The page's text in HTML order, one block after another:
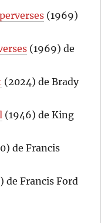
(1969)
(1969) de
(2024) de Brady
(1946) de King
de Francis
de Francis Ford